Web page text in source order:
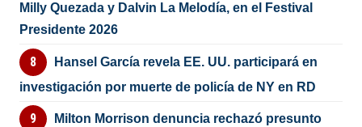
Milly Quezada y Dalvin La Melodía, en el Festival
Presidente 2026
Hansel García revela EE. UU. participará en
investigación por muerte de policía de NY en RD
Milton Morrison denuncia rechazó presunto